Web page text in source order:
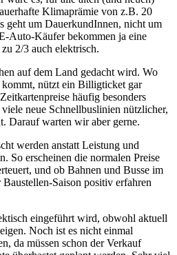
Klimaprämie von z.B. 20
geht um DauerkundInnen, nicht um
Auto-Käufer bekommen ja eine
2/3 auch elektrisch.
auf dem Land gedacht wird. Wo
nützt ein Billigticket gar
häufig besonders
neue Schnellbuslinien nützlicher,
Darauf warten wir aber gerne.
werden anstatt Leistung und
So erscheinen die normalen Preise
und ob Bahnen und Busse im
Saison positiv erfahren
eingeführt wird, obwohl aktuell
Noch ist es nicht einmal
da müssen schon der Verkauf